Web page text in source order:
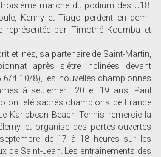
marche du podium des U18.
Kenny et Tiago perdent en demi-
représentée par Timothé Koumba et
et Ines, sa partenaire de Saint-Martin,
après s’être inclinées devant
6/4 10/8), les nouvelles championnes
à seulement 20 et 19 ans, Paul
ont été sacrés champions de France
Karibbean Beach Tennis remercie la
et organise des portes-ouvertes
de 17 à 18 heures sur les
de Saint-Jean. Les entraînements des